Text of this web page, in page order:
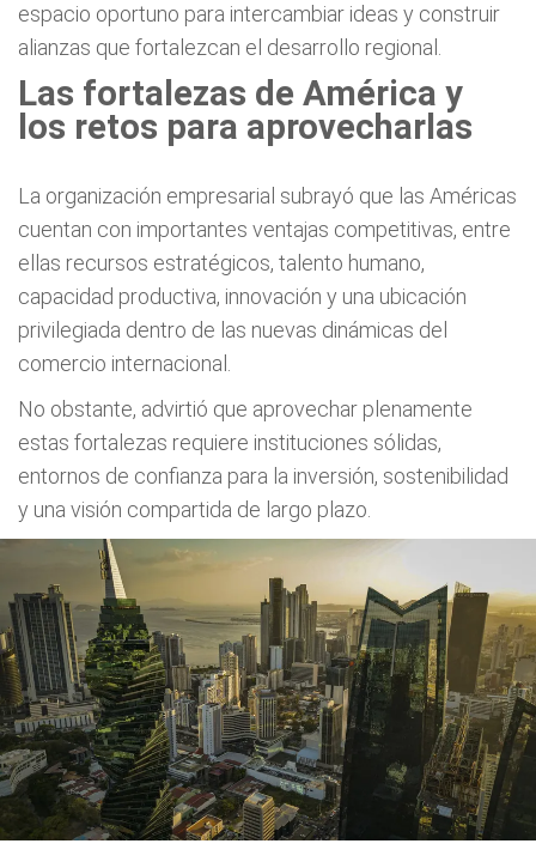
espacio oportuno para intercambiar ideas y construir
alianzas que fortalezcan el desarrollo regional.
Las fortalezas de América y
los retos para aprovecharlas
La organización empresarial subrayó que las Américas
cuentan con importantes ventajas competitivas, entre
ellas recursos estratégicos, talento humano,
capacidad productiva, innovación y una ubicación
privilegiada dentro de las nuevas dinámicas del
comercio internacional.
No obstante, advirtió que aprovechar plenamente
estas fortalezas requiere instituciones sólidas,
entornos de confianza para la inversión, sostenibilidad
y una visión compartida de largo plazo.